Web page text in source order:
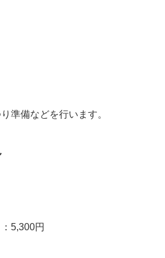
準備などを行います。
5,300円